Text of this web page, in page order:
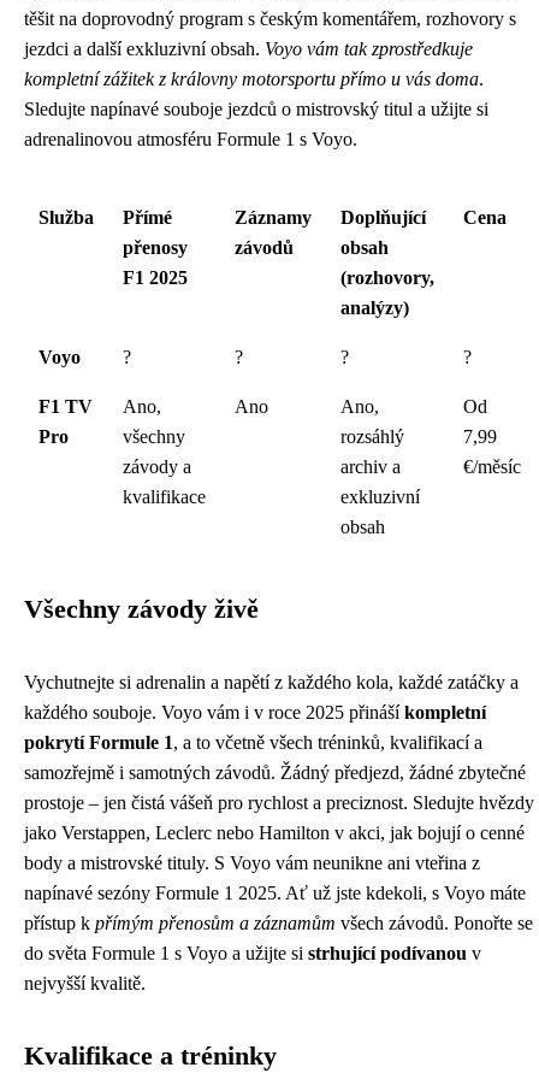
těšit na doprovodný program s českým komentářem, rozhovory s
jezdci a další exkluzivní obsah. Voyo vám tak zprostředkuje
kompletní zážitek z královny motorsportu přímo u vás doma.
Sledujte napínavé souboje jezdců o mistrovský titul a užijte si
adrenalinovou atmosféru Formule 1 s Voyo.
Služba
Přímé
přenosy
F1 2025
Záznamy
závodů
Doplňující
obsah
(rozhovory,
analýzy)
Cena
Voyo ? ? ? ?
F1 TV
Pro
Ano,
všechny
závody a
kvalifikace
Ano
Ano,
rozsáhlý
archiv a
exkluzivní
obsah
Od
7,99
€/měsíc
Všechny závody živě
Vychutnejte si adrenalin a napětí z každého kola, každé zatáčky a
každého souboje. Voyo vám i v roce 2025 přinášíkompletní
pokrytí Formule 1, a to včetně všech tréninků, kvalifikací a
samozřejmě i samotných závodů. Žádný předjezd, žádné zbytečné
prostoje – jen čistá vášeň pro rychlost a preciznost. Sledujte hvězdy
jako Verstappen, Leclerc nebo Hamilton v akci, jak bojují o cenné
body a mistrovské tituly. S Voyo vám neunikne ani vteřina z
napínavé sezóny Formule 1 2025. Ať už jste kdekoli, s Voyo máte
přístup k přímým přenosům a záznamům všech závodů. Ponořte se
do světa Formule 1 s Voyo a užijte si strhující podívanou v
nejvyšší kvalitě.
Kvalifikace a tréninky